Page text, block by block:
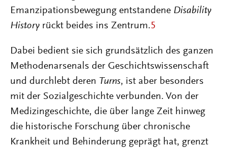
Emanzipationsbewegung entstandene Disability
History rückt beides ins Zentrum.5
Dabei bedient sie sich grundsätzlich des ganzen
Methodenarsenals der Geschichtswissenschaft
und durchlebt deren Turns, ist aber besonders
mit der Sozialgeschichte verbunden. Von der
Medizingeschichte, die über lange Zeit hinweg
die historische Forschung über chronische
Krankheit und Behinderung geprägt hat, grenzt